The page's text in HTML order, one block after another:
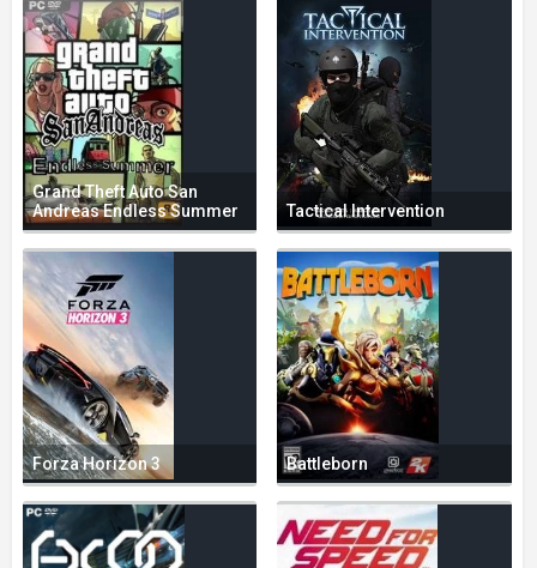
Grand Theft Auto San
Andreas Endless Summer
Tactical Intervention
Forza Horizon 3 Battleborn